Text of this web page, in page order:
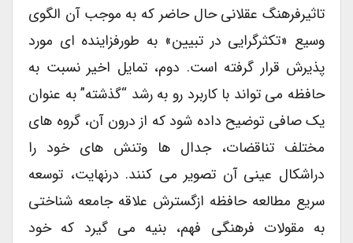
تاثیرفرهنگ عقلانی حال حاضر که به موجب آن الگوی
وسیع «تکثرگرایی در تبیین» به طورفزاینده ای مورد
پذیرش قرار گرفته است. دوم، تمایل اخیر نسبت به
حافظه می تواند با کاربرد رو به رشد “گذشته” به عنوان
یک صافی توضیح داده شود که از درون آن، گروه های
مختلف تناقضات، جدال ها وتنش های خود را
دراشکال عینی آن تصویر می کنند. درنهایت، توسعه
سریع مطالعه حافظه ازگسترش علاقه جامعه شناختی
به مقولات فرهنگی فهم، بنیه می گیرد که خود